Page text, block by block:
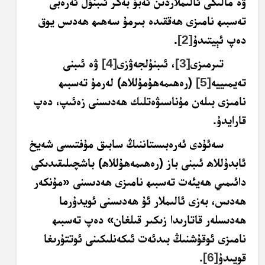
تەسبىھ نامىزى ھەققىدە بىرمۇ سەھىھ ھەدىس يوق
دەپ ئېيتىدۇ[2]
.
تىرمىزى[3]، ئىبنۇلجەۋزى[4] ۋە ئىبنى
تەيمىييە[5] (رەھىمەھۇمۇللاھ) لەرمۇ تەسبىھ
نامىزى بىلەن مۇناسىۋەتلىك ھەدىسنى زەئىپ، دەپ
قارايدۇ.
سەئۇدى ئەرەبىستاننىڭ سابىق مۇفتىسى شەيخ
ئابدۇللاھ ئىبنى باز (رەھىمەھۇللاھ) باشچىلىقىدىكى
دائىمىي ھەيئەت تەسبىھ نامىزى ھەدىسنى «مۇنكەر
ھەدىس، بەزى ئالىملار ئۇ ھەدىسنى ئويدۇرما
ھەدىسلەر قاتارىدا زىكىر قىلغان» دەپ تەسبىھ
نامىزى ئوقۇشنىڭ بىدئەت ئىكەنلىكىنى ئوتتۇرىغا
قويىدۇ[6]
.